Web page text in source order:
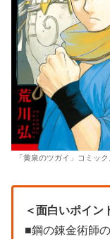
「黄泉のツガイ」コミック
＜面白いポイン
■鋼の錬金術師